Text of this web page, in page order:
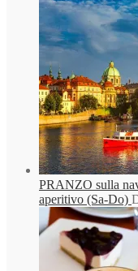
PRANZO sulla
aperitivo (Sa-Do)